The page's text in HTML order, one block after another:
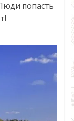
попасть